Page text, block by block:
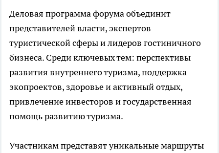
Деловая программа форума объединит
представителей власти, экспертов
туристической сферы и лидеров гостиничного
бизнеса. Среди ключевых тем: перспективы
развития внутреннего туризма, поддержка
экопроектов, здоровье и активный отдых,
привлечение инвесторов и государственная
помощь развитию туризма.
Участникам представят уникальные маршруты